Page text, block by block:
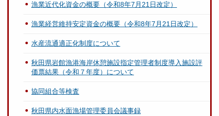
漁業近代化資金の概要（令和8年7月21日改定）
漁業経営維持安定資金の概要（令和8年7月21日改定）
水産流通適正化制度について
秋田県岩館漁港海岸休憩施設指定管理者制度導入施設評
価票結果（令和７年度）について
協同組合等検査
秋田県内水面漁場管理委員会議事録